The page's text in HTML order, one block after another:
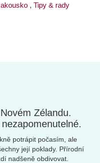
, Tipy & rady
Zélandu.
potrápit počasím, ale
její poklady. Přírodní
nadšeně obdivovat.